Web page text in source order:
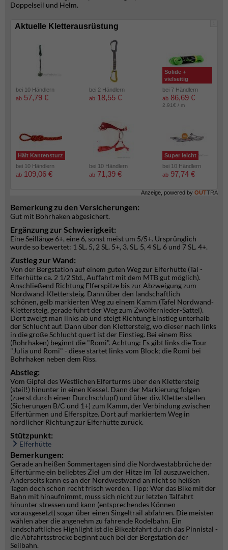
Doppelseil und Helm.
i
Aktuelle Kletterausrüstung
bei 10 Händlern
ab 57,79 €
bei 2 Händlern
ab 18,55 €
Solide +
vielseitig
bei 7 Händlern
ab 86,69 €
2.91€ / m
Hält Kantensturz
bei 10 Händlern
ab 109,06 €
bei 10 Händlern
ab 71,39 €
Super leicht
bei 10 Händlern
ab 97,74 €
Anzeige, powered by OUTTRA
Bemerkung zu den Versicherungen:
Gut mit Bohrhaken abgesichert.
Ergänzung zur Schwierigkeit:
Eine Seillänge 6+, eine 6, sonst meist um 5/5+. Ursprünglich
wurde so bewertet: 1 SL. 5, 2 SL. 5+, 3. SL. 5, 4 SL. 6 und 7 SL. 4+.
Zustieg zur Wand:
Von der Bergstation auf einem guten Weg zur Elferhütte (Tal -
Elferhütte ca. 2 1/2 Std., Auffahrt mit dem MTB gut möglich).
Anschließend Richtung Elferspitze bis zur Abzweigung zum
Nordwand-Klettersteig. Dann über den landschaftlich
schönen, gelb markierten Weg zu einem Kamm (Tafel Nordwand-
Klettersteig, gerade führt der Weg zum Zwölfernieder-Sattel).
Dort zweigt man links ab und steigt Richtung Einstieg unterhalb
der Schlucht auf. Dann über den Klettersteig, wo dieser nach links
in die große Schlucht quert ist der Einstieg. Bei einem Riss
(Bohrhaken) beginnt die "Romi". Achtung: Es gibt links die Tour
"Julia und Romi" - diese startet links vom Block; die Romi bei
Bohrhaken neben dem Riss.
Abstieg:
Vom Gipfel des Westlichen Elferturms über den Klettersteig
(steil!) hinunter in einen Kessel. Dann der Markierung folgen
(zuerst durch einen Durchschlupf) und über div. Kletterstellen
(Sicherungen B/C und 1+) zum Kamm, der Verbindung zwischen
Elfertürmen und Elferspitze. Dort auf markiertem Weg in
nördlicher Richtung zur Elferhütte zurück.
Stützpunkt:
Elferhütte
Bemerkungen:
Gerade an heißen Sommertagen sind die Nordwestabbrüche der
Elfertürme ein beliebtes Ziel um der Hitze im Tal auszuweichen.
Anderseits kann es an der Nordwestwand an nicht so heißen
Tagen doch schon recht frisch werden. Tipp: Wer das Bike mit der
Bahn mit hinaufnimmt, muss sich nicht zur letzten Talfahrt
hinunter stressen und kann (entsprechendes Können
vorausgesetzt) sogar über einen Singeltrail abfahren. Die meisten
wählen aber die angenehm zu fahrende Rodelbahn. Ein
landschaftliches Highlight ist die Bikeabfahrt durch das Pinnistal -
die Abfahrtsstrecke beginnt auch bei der Bergstation der
Seilbahn.